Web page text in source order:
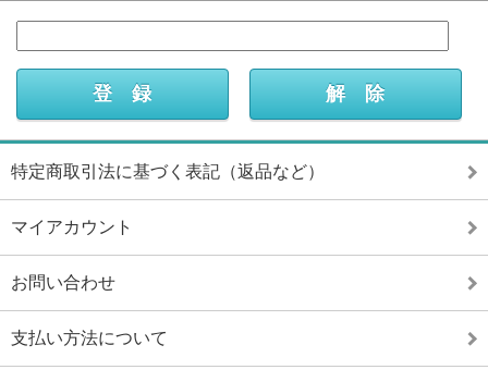
特定商取引法に基づく表記（返品など）
マイアカウント
お問い合わせ
支払い方法について